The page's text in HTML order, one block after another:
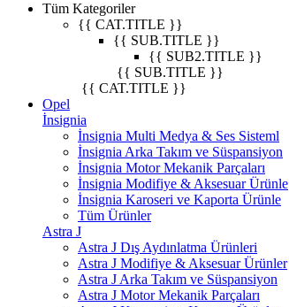
Tüm Kategoriler
{{ CAT.TITLE }}
{{ SUB.TITLE }}
{{ SUB2.TITLE }}
{{ SUB.TITLE }}
{{ CAT.TITLE }}
Opel
İnsignia
İnsignia Multi Medya & Ses Sisteml
İnsignia Arka Takım ve Süspansiyon
İnsignia Motor Mekanik Parçaları
İnsignia Modifiye & Aksesuar Ürünle
İnsignia Karoseri ve Kaporta Ürünle
Tüm Ürünler
Astra J
Astra J Dış Aydınlatma Ürünleri
Astra J Modifiye & Aksesuar Ürünler
Astra J Arka Takım ve Süspansiyon
Astra J Motor Mekanik Parçaları